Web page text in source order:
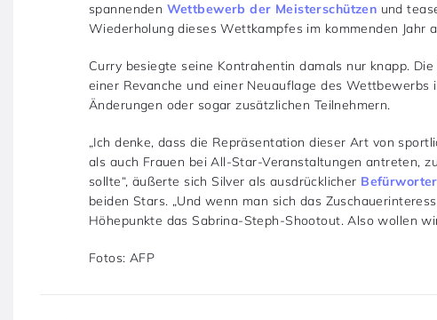
spannenden Wettbewerb der Meisterschützen und
Wiederholung dieses Wettkampfes im kommenden Jahr
Curry besiegte seine Kontrahentin damals nur knapp.
einer Revanche und einer Neuauflage des
Änderungen oder sogar zusätzlichen Teilnehmern.
„Ich denke, dass die Repräsentation dieser Art von
als auch Frauen bei All-Star-Veranstaltungen antreten,
sollte“, äußerte sich Silver als ausdrücklicher
beiden Stars. „Und wenn man sich das
Höhepunkte das Sabrina-Steph-Shootout. Also wollen
Fotos: AFP